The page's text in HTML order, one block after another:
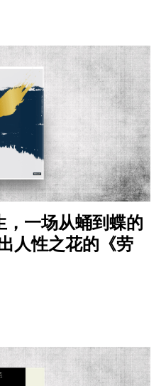
，一场从蛹到蝶的
人性之花的《劳